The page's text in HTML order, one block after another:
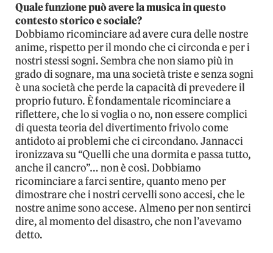
Quale funzione può avere la musica in questo
contesto storico e sociale?
Dobbiamo ricominciare ad avere cura delle nostre
anime, rispetto per il mondo che ci circonda e per i
nostri stessi sogni. Sembra che non siamo più in
grado di sognare, ma una società triste e senza sogni
è una società che perde la capacità di prevedere il
proprio futuro. È fondamentale ricominciare a
riflettere, che lo si voglia o no, non essere complici
di questa teoria del divertimento frivolo come
antidoto ai problemi che ci circondano. Jannacci
ironizzava su “Quelli che una dormita e passa tutto,
anche il cancro”… non è così. Dobbiamo
ricominciare a farci sentire, quanto meno per
dimostrare che i nostri cervelli sono accesi, che le
nostre anime sono accese. Almeno per non sentirci
dire, al momento del disastro, che non l’avevamo
detto.